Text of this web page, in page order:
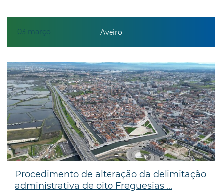
03 março Aveiro
Procedimento de alteração da delimitação
administrativa de oito Freguesias ...